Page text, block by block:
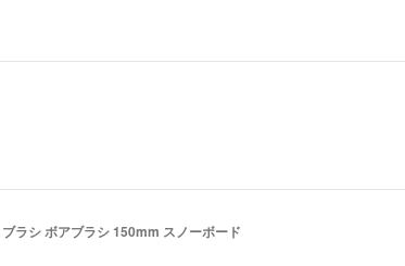
ラシ ボアブラシ 150mm スノーボード